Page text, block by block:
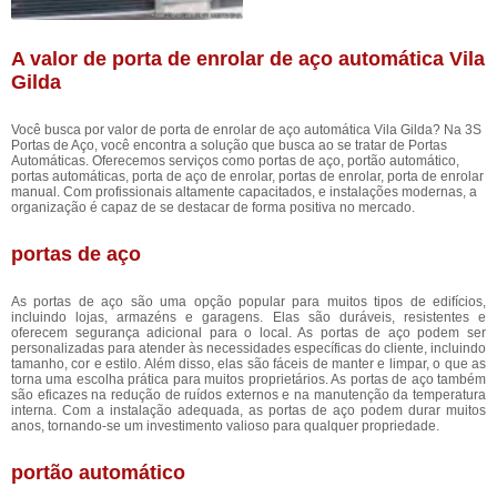
A valor de porta de enrolar de aço automática Vila
Gilda
Você busca por valor de porta de enrolar de aço automática Vila Gilda? Na 3S
Portas de Aço, você encontra a solução que busca ao se tratar de Portas
Automáticas. Oferecemos serviços como portas de aço, portão automático,
portas automáticas, porta de aço de enrolar, portas de enrolar, porta de enrolar
manual. Com profissionais altamente capacitados, e instalações modernas, a
organização é capaz de se destacar de forma positiva no mercado.
portas de aço
As portas de aço são uma opção popular para muitos tipos de edifícios,
incluindo lojas, armazéns e garagens. Elas são duráveis, resistentes e
oferecem segurança adicional para o local. As portas de aço podem ser
personalizadas para atender às necessidades específicas do cliente, incluindo
tamanho, cor e estilo. Além disso, elas são fáceis de manter e limpar, o que as
torna uma escolha prática para muitos proprietários. As portas de aço também
são eficazes na redução de ruídos externos e na manutenção da temperatura
interna. Com a instalação adequada, as portas de aço podem durar muitos
anos, tornando-se um investimento valioso para qualquer propriedade.
portão automático